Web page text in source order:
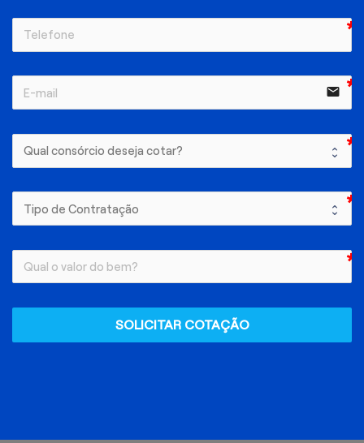
email
SOLICITAR COTAÇÃO